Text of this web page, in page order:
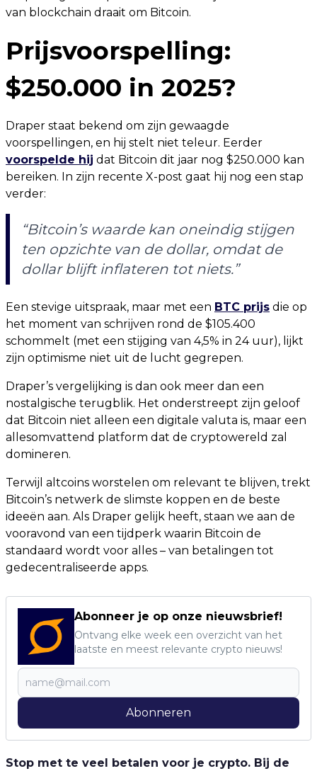
van blockchain draait om Bitcoin.
Prijsvoorspelling:
$250.000 in 2025?
Draper staat bekend om zijn gewaagde
voorspellingen, en hij stelt niet teleur. Eerder
voorspelde hij dat Bitcoin dit jaar nog $250.000 kan
bereiken. In zijn recente X-post gaat hij nog een stap
verder:
“Bitcoin’s waarde kan oneindig stijgen
ten opzichte van de dollar, omdat de
dollar blijft inflateren tot niets.”
Een stevige uitspraak, maar met een BTC prijs die op
het moment van schrijven rond de $105.400
schommelt (met een stijging van 4,5% in 24 uur), lijkt
zijn optimisme niet uit de lucht gegrepen.
Draper’s vergelijking is dan ook meer dan een
nostalgische terugblik. Het onderstreept zijn geloof
dat Bitcoin niet alleen een digitale valuta is, maar een
allesomvattend platform dat de cryptowereld zal
domineren.
Terwijl altcoins worstelen om relevant te blijven, trekt
Bitcoin’s netwerk de slimste koppen en de beste
ideeën aan. Als Draper gelijk heeft, staan we aan de
vooravond van een tijdperk waarin Bitcoin de
standaard wordt voor alles – van betalingen tot
gedecentraliseerde apps.
Abonneer je op onze nieuwsbrief!
Ontvang elke week een overzicht van het
laatste en meest relevante crypto nieuws!
Abonneren
Stop met te veel betalen voor je crypto. Bij de